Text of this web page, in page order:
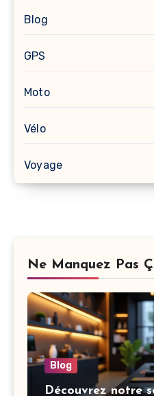
Blog
GPS
Moto
Vélo
Voyage
Ne Manquez Pas
Blog
Découvrez notre